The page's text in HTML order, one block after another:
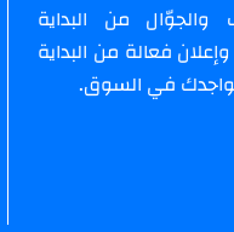
والجوّال من البداية
فعالة من البداية
وتواجدك في السوق.